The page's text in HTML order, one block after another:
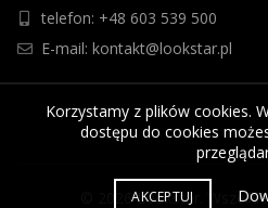
telefon: +48 603 539 500
E-mail: kontakt@lookstar.pl
© 2026Lookstar .
Korzystamy z plików cookies.
dostępu do cookies
AKCEPTUJ